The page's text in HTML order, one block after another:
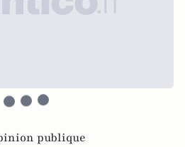
publique